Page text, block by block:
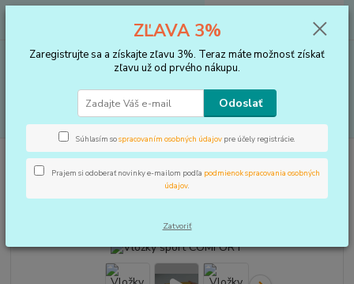
za0 €
Úvod VLOŽKY DO TOPÁNOK, KOREKTORY Vložky
Vložky šport
COMFORT
Vložky šport COMFORT
ZĽAVA 3%
Zaregistrujte sa a získajte zľavu 3%. Teraz máte možnosť získať
zľavu už od prvého nákupu.
Odoslať
Súhlasím sospracovaním osobných údajov pre účely registrácie.
Prajem si odoberať novinky e-mailom podľa podmienok spracovania osobných
údajov.
Zatvoriť